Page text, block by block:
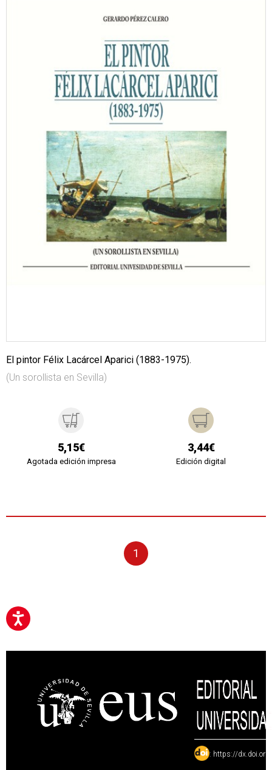
El pintor Félix Lacárcel Aparici (1883-1975).
(Un sorollista en Sevilla)
5,15€
Agotada edición impresa
3,44€
Edición digital
1
: https://